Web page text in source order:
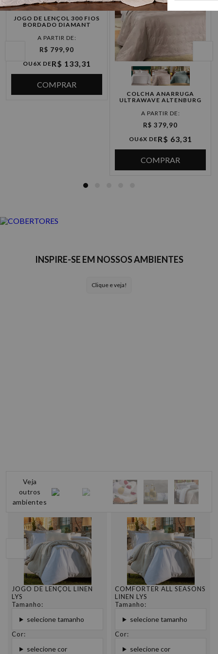
JOGO DE LENÇOL 300 FIOS
BORDADO DIAMANT
R$ 799,90
OU 6X DER$ 133,31
COMPRAR
COLCHA ANARRUGA
ULTRAWAVE ALTENBURG
R$ 379,90
OU 6X DER$ 63,31
COMPRAR
INSPIRE-SE EM NOSSOS AMBIENTES
Clique e veja!
JOGO DE LENÇOL LINEN
LYS
Tamanho:
selecione tamanho
Cor:
selecione cor
COMFORTER ALL SEASONS
LINEN LYS
Tamanho:
selecione tamanho
Cor:
selecione cor
Veja
outros
ambientes